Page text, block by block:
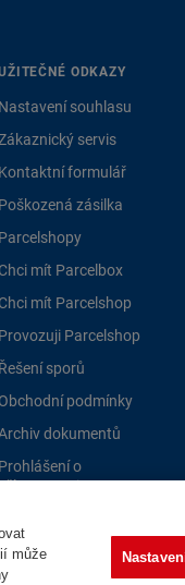
ODKAZY
Nastavení souhlasu
servis
Kontaktní formulář
Poškozená zásilka
Parcelshopy
Chci mít Parcelbox
Chci mít Parcelshop
Provozuji Parcelshop
Řešení sporů
Obchodní podmínky
dokumentů
Prohlášení o
může